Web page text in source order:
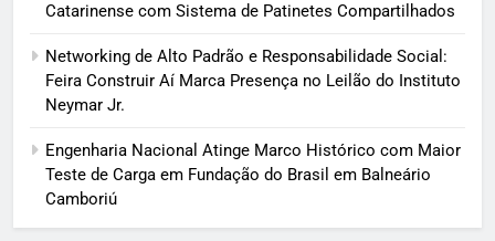
Catarinense com Sistema de Patinetes Compartilhados
Networking de Alto Padrão e Responsabilidade Social:
Feira Construir Aí Marca Presença no Leilão do Instituto
Neymar Jr.
Engenharia Nacional Atinge Marco Histórico com Maior
Teste de Carga em Fundação do Brasil em Balneário
Camboriú